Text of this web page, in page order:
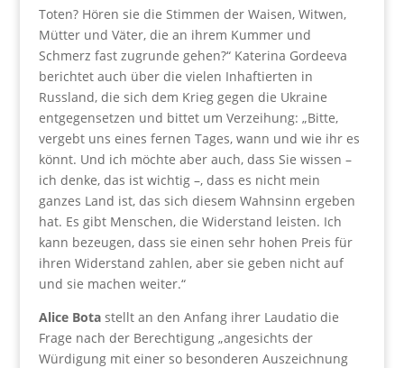
Toten? Hören sie die Stimmen der Waisen, Witwen,
Mütter und Väter, die an ihrem Kummer und
Schmerz fast zugrunde gehen?“ Katerina Gordeeva
berichtet auch über die vielen Inhaftierten in
Russland, die sich dem Krieg gegen die Ukraine
entgegensetzen und bittet um Verzeihung: „Bitte,
vergebt uns eines fernen Tages, wann und wie ihr es
könnt. Und ich möchte aber auch, dass Sie wissen –
ich denke, das ist wichtig –, dass es nicht mein
ganzes Land ist, das sich diesem Wahnsinn ergeben
hat. Es gibt Menschen, die Widerstand leisten. Ich
kann bezeugen, dass sie einen sehr hohen Preis für
ihren Widerstand zahlen, aber sie geben nicht auf
und sie machen weiter.“
Alice Bota stellt an den Anfang ihrer Laudatio die
Frage nach der Berechtigung „angesichts der
Würdigung mit einer so besonderen Auszeichnung